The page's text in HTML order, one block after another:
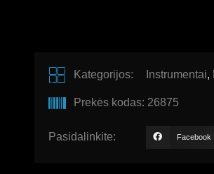
Kategorijos: Instrumentai,
Prekės kodas: 26875
Pasidalinkite: Facebook